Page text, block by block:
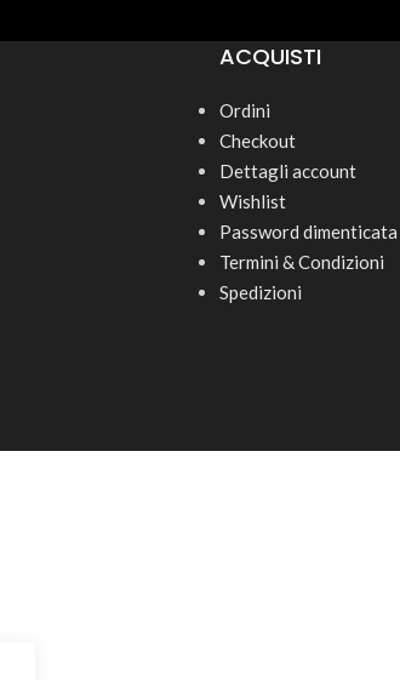
ACQUISTI
Ordini
Checkout
Dettagli account
Wishlist
Password dimenticata
Termini & Condizioni
Spedizioni